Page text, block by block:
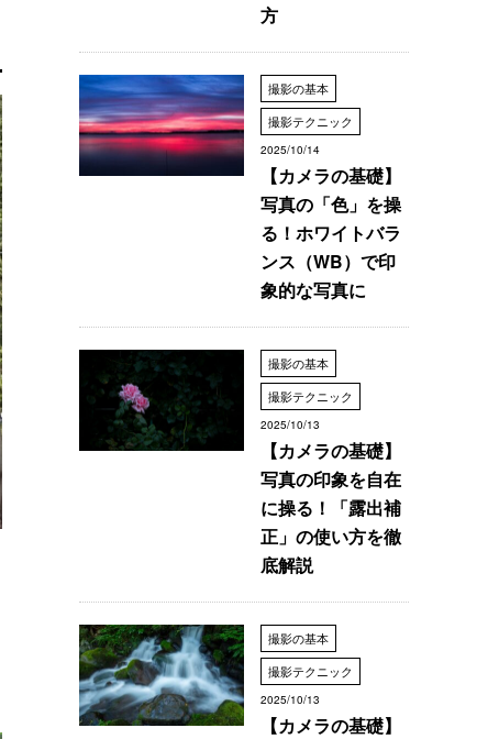
方
撮影の基本
撮影テクニック
2025/10/14
【カメラの基礎】
写真の「色」を操
る！ホワイトバラ
ンス（WB）で印
象的な写真に
撮影の基本
撮影テクニック
2025/10/13
【カメラの基礎】
写真の印象を自在
に操る！「露出補
正」の使い方を徹
底解説
撮影の基本
撮影テクニック
2025/10/13
【カメラの基礎】